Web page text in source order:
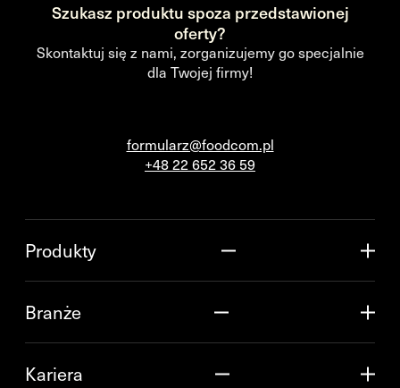
Szukasz produktu spoza przedstawionej
oferty?
Skontaktuj się z nami, zorganizujemy go specjalnie
dla Twojej firmy!
formularz@foodcom.pl
+48 22 652 36 59
Produkty
Branże
Kariera